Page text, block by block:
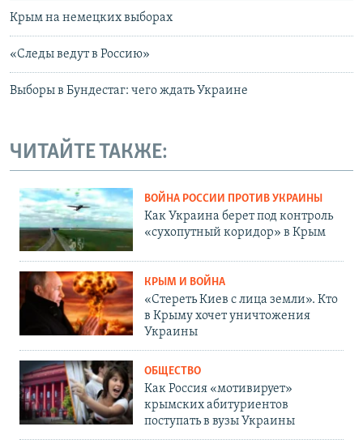
Крым на немецких выборах
«Следы ведут в Россию»
Выборы в Бундестаг: чего ждать Украине
ЧИТАЙТЕ ТАКЖЕ:
ВОЙНА РОССИИ ПРОТИВ УКРАИНЫ
Как Украина берет под контроль
«сухопутный коридор» в Крым
КРЫМ И ВОЙНА
«Стереть Киев с лица земли». Кто
в Крыму хочет уничтожения
Украины
ОБЩЕСТВО
Как Россия «мотивирует»
крымских абитуриентов
поступать в вузы Украины